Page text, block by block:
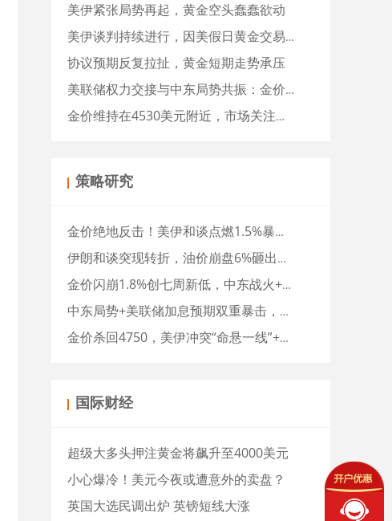
美伊紧张局势再起，黄金空头蠢蠢欲动
美伊谈判持续进行，因美假日黄金交易清淡
协议预期反复拉扯，黄金短期走势承压
美联储权力交接与中东局势共振：金价持仓创新高，市场聚焦沃什履新
金价维持在4530美元附近，市场关注中东局势发展
策略研究
金价绝地反击！美伊和谈点燃1.5%暴涨，美联储加息预期骤变，黄金下一站直奔4700？
伊朗和谈突现转折，油价崩盘6%砸出金价深V反转，牛市重启了？
金价闪崩1.8%创七周新低，中东战火+通胀炸弹双重夹击，牛市戛然而止？
中东局势+美联储加息预期双重暴击，金价下一站4600？
金价杀回4750，美伊冲突“命悬一线”+CPI来袭，金年底直奔5000？
国际财经
超级大多头押注黄金将飙升至4000美元
小心爆冷！美元今夜或遭意外的卖盘？
英国大选民调出炉 英镑短线大涨